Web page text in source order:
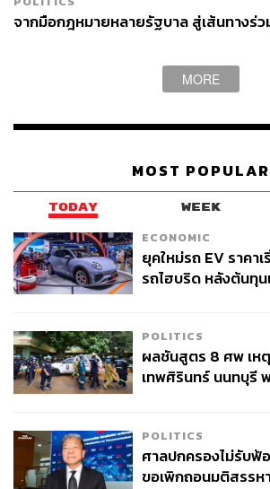
จากมือกฎหมายหลายรัฐบาล สู่เส้นทางร่
MORE
MOST POPULAR
TODAY WEEK
ECONOMIC
ยุคใหม่รถ EV ราคา
รถไฮบริด หลังต้นทุ
POLITICS
ผลชันสูตร 8 ศพ เห
เทพศิรินทร์ นนทบุรี
POLITICS
ศาลปกครองไม่รับฟ้
ขอเพิกถอนมติสรรห